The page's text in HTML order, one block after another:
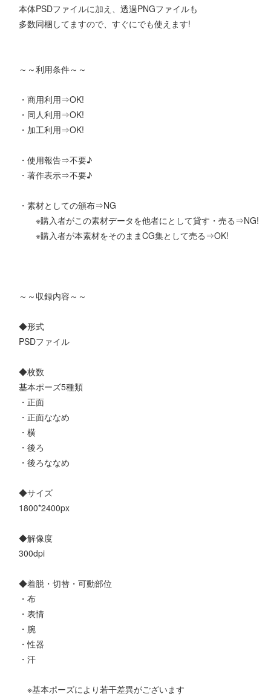
本体PSDファイルに加え、透過PNGファイルも
多数同梱してますので、すぐにでも使えます!
～～利用条件～～
・商用利用⇒OK!
・同人利用⇒OK!
・加工利用⇒OK!
・使用報告⇒不要♪
・著作表示⇒不要♪
・素材としての頒布⇒NG
※購入者がこの素材データを他者にとして貸す・売る⇒NG!
※購入者が本素材をそのままCG集として売る⇒OK!
～～収録内容～～
◆形式
PSDファイル
◆枚数
基本ポーズ5種類
・正面
・正面ななめ
・横
・後ろ
・後ろななめ
◆サイズ
1800*2400px
◆解像度
300dpi
◆着脱・切替・可動部位
・布
・表情
・腕
・性器
・汗
※基本ポーズにより若干差異がございます